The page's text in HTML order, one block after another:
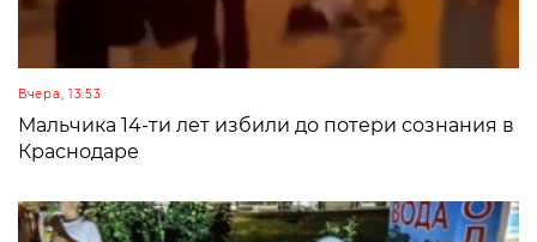
Вчера, 13:53
Мальчика 14-ти лет избили до потери сознания в
Краснодаре